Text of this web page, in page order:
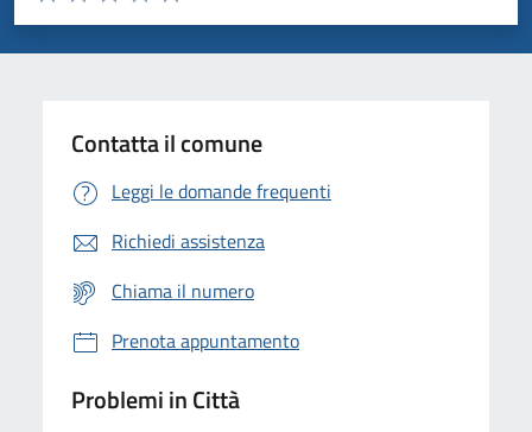
Valuta 5 stelle su 5
Valuta 4 stelle su 5
Valuta 3 stelle su 5
Valuta 2 stelle su 5
Valuta 1 stelle su 5
Contatta il comune
Leggi le domande frequenti
Richiedi assistenza
Chiama il numero
Prenota appuntamento
Problemi in Città